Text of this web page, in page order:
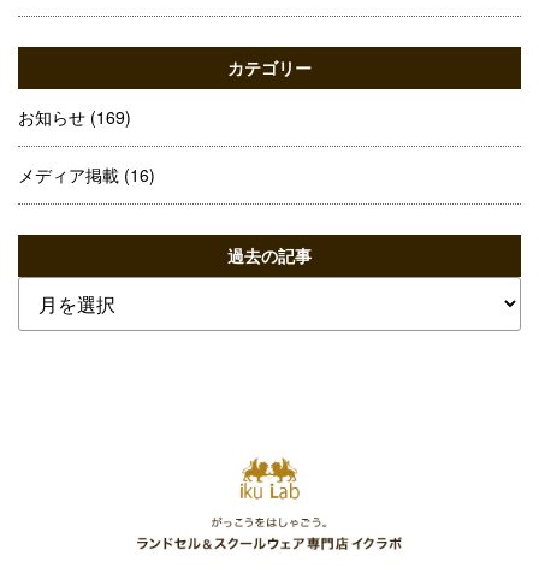
カテゴリー
お知らせ (169)
メディア掲載 (16)
過去の記事
去